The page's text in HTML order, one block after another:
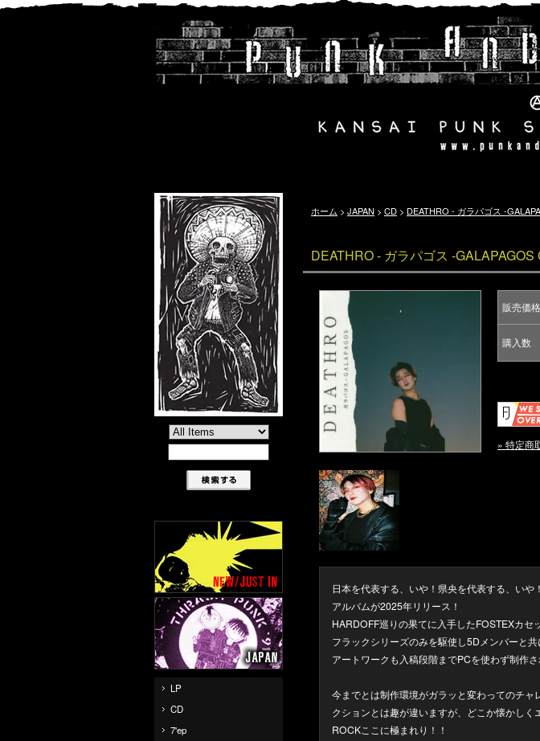
LP
CD
7'ep
ホーム > JAPAN > CD > DEATHRO - ガラパゴス -
DEATHRO - ガラパゴス -GALAPAGOS
販売価格
購入数
» 特定商
日本を代表する、いや！県央を代表する、い
アルバムが2025年リリース！
HARDOFF巡りの果てに入手したFOSTEXカ
フラックシリーズのみを駆使し5Dメンバーと
アートワークも入稿段階までPCを使わず制作さ
今までとは制作環境がガラッと変わってのチ
クションとは趣が違いますが、どこか懐かし
ROCKここに極まれり！！